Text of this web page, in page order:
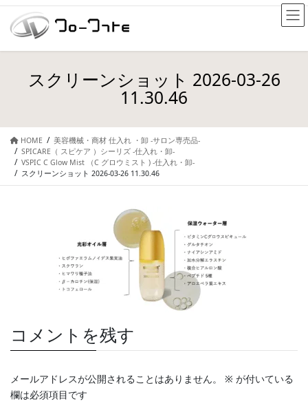
スクリーンショット 2026-03-26
11.30.46
HOME
美容機械・商材 仕入れ ・卸 -サロン専売品-
SPICARE（ スピケア ）シーリズ -仕入れ・卸-
VSPIC C Glow Mist （C グロウミスト ) -仕入れ・卸-
スクリーンショット 2026-03-26 11.30.46
コメントを残す
メールアドレスが公開されることはありません。 ※ が付いている
欄は必須項目です